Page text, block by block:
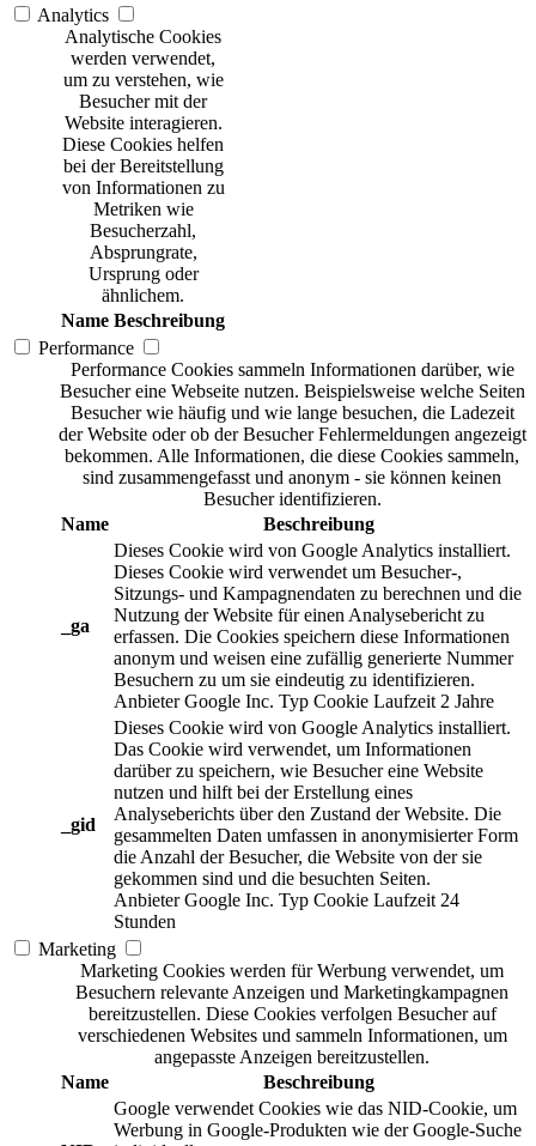
Analytics
Analytische Cookies
werden verwendet,
um zu verstehen, wie
Besucher mit der
Website interagieren.
Diese Cookies helfen
bei der Bereitstellung
von Informationen zu
Metriken wie
Besucherzahl,
Absprungrate,
Ursprung oder
ähnlichem.
Name Beschreibung
Performance
Performance Cookies sammeln Informationen darüber, wie
Besucher eine Webseite nutzen. Beispielsweise welche Seiten
Besucher wie häufig und wie lange besuchen, die Ladezeit
der Website oder ob der Besucher Fehlermeldungen angezeigt
bekommen. Alle Informationen, die diese Cookies sammeln,
sind zusammengefasst und anonym - sie können keinen
Besucher identifizieren.
Name
Beschreibung
_ga
Dieses Cookie wird von Google Analytics installiert.
Dieses Cookie wird verwendet um Besucher-,
Sitzungs- und Kampagnendaten zu berechnen und die
Nutzung der Website für einen Analysebericht zu
erfassen. Die Cookies speichern diese Informationen
anonym und weisen eine zufällig generierte Nummer
Besuchern zu um sie eindeutig zu identifizieren.
Anbieter Google Inc. Typ Cookie Laufzeit 2 Jahre
_gid
Dieses Cookie wird von Google Analytics installiert.
Das Cookie wird verwendet, um Informationen
darüber zu speichern, wie Besucher eine Website
nutzen und hilft bei der Erstellung eines
Analyseberichts über den Zustand der Website. Die
gesammelten Daten umfassen in anonymisierter Form
die Anzahl der Besucher, die Website von der sie
gekommen sind und die besuchten Seiten.
Anbieter Google Inc. Typ Cookie Laufzeit 24
Stunden
Marketing
Marketing Cookies werden für Werbung verwendet, um
Besuchern relevante Anzeigen und Marketingkampagnen
bereitzustellen. Diese Cookies verfolgen Besucher auf
verschiedenen Websites und sammeln Informationen, um
angepasste Anzeigen bereitzustellen.
Name
Beschreibung
Google verwendet Cookies wie das NID-Cookie, um
Werbung in Google-Produkten wie der Google-Suche